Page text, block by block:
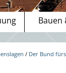
Bauen
/ Der Bund